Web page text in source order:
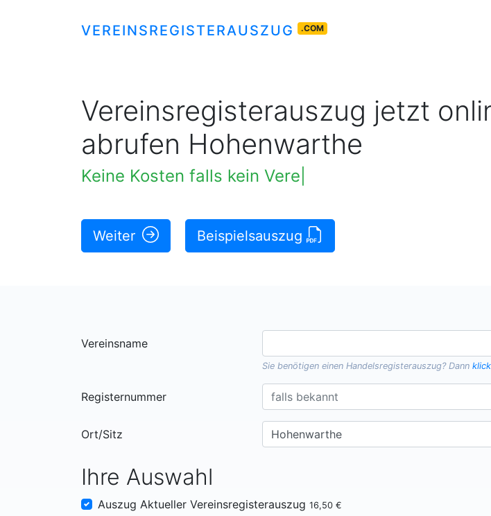
VEREINSREGISTERAUSZUG .COM
Vereinsregisterauszug jetzt
abrufen Hohenwarthe
Keine Kosten falls kein Vereinsauszug verfügbar
Weiter Beispielsauszug
Vereinsname
Sie benötigen einenHandelsregisterauszug? Dann
Registernummer
Ort/Sitz
Ihre Auswahl
Auszug Aktueller Vereinsregisterauszug 16,50 €